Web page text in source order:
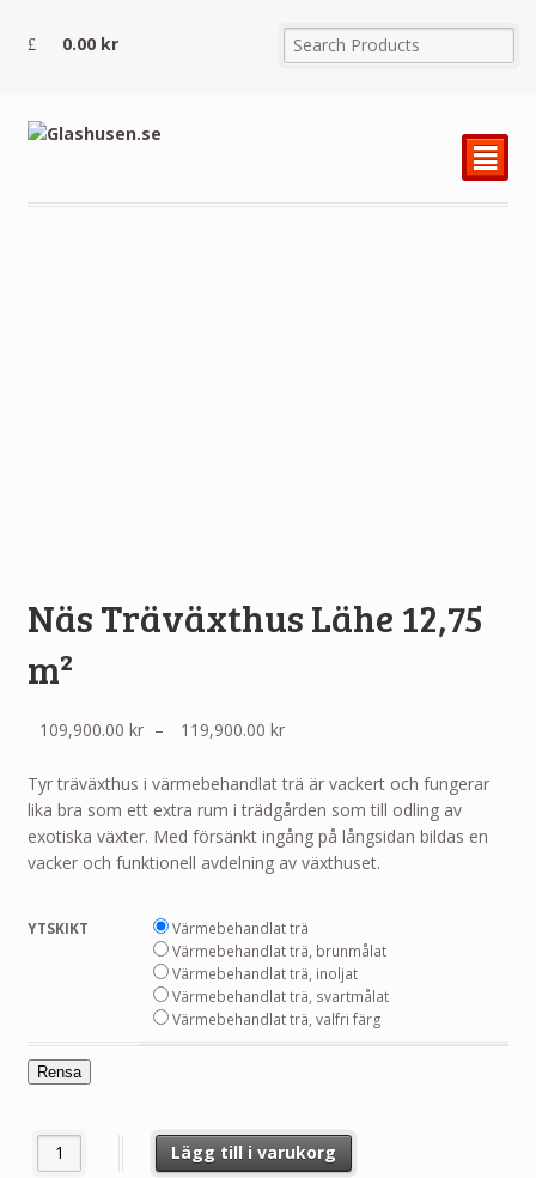
0.00 kr
²
Näs Träväxthus Lähe 12,75
m²
109,900.00 kr – 119,900.00 kr
till
119,900.00 kr
Tyr träväxthus i värmebehandlat trä är vackert och fungerar
lika bra som ett extra rum i trädgården som till odling av
exotiska växter. Med försänkt ingång på långsidan bildas en
vacker och funktionell avdelning av växthuset.
YTSKIKT
Värmebehandlat trä
Värmebehandlat trä, brunmålat
Värmebehandlat trä, inoljat
Värmebehandlat trä, svartmålat
Värmebehandlat trä, valfri färg
Rensa
Näs Träväxthus Lähe 12,75 m² mängd
Lägg till i varukorg